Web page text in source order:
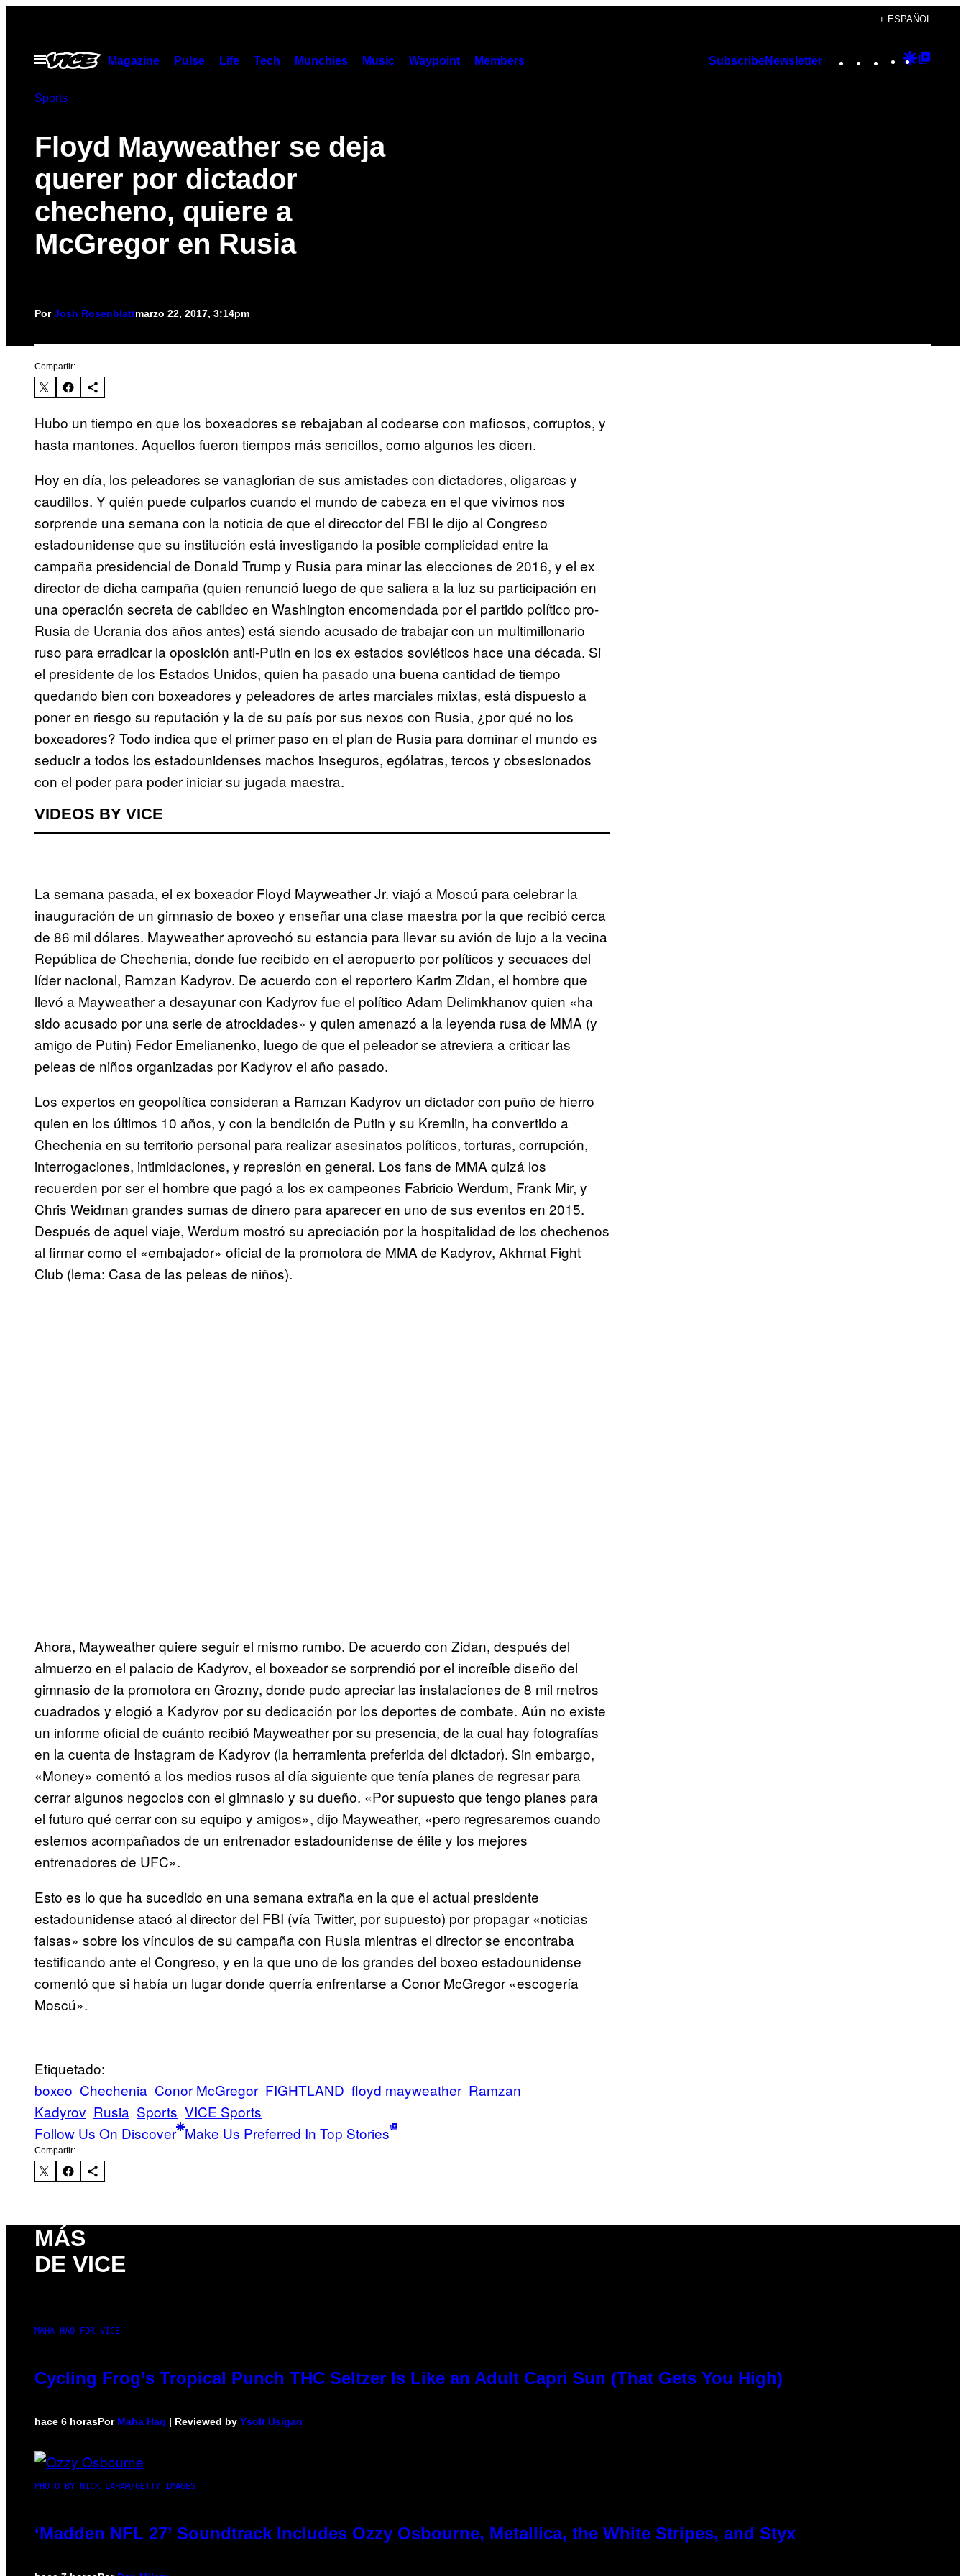
contenido
+ ESPAÑOL
Abrir
Menú
Magazine Pulse Life Tech Munchies Music Waypoint Members SubscribeNewsletter Instagram
TikTok
YouTube
Google
Sports
Floyd Mayweather se deja
querer por dictador
checheno, quiere a
McGregor en Rusia
PorJosh Rosenblattmarzo 22, 2017, 3:14pm
Compartir:
Hubo un tiempo en que los boxeadores se rebajaban al codearse con mafiosos, corruptos, y
hasta mantones. Aquellos fueron tiempos más sencillos, como algunos les dicen.
Hoy en día, los peleadores se vanaglorian de sus amistades con dictadores, oligarcas y
caudillos. Y quién puede culparlos cuando el mundo de cabeza en el que vivimos nos
sorprende una semana con la noticia de que el direcctor del FBI le dijo al Congreso
estadounidense que su institución está investigando la posible complicidad entre la
campaña presidencial de Donald Trump y Rusia para minar las elecciones de 2016, y el ex
director de dicha campaña (quien renunció luego de que saliera a la luz su participación en
una operación secreta de cabildeo en Washington encomendada por el partido político pro-
Rusia de Ucrania dos años antes) está siendo acusado de trabajar con un multimillonario
ruso para erradicar la oposición anti-Putin en los ex estados soviéticos hace una década. Si
el presidente de los Estados Unidos, quien ha pasado una buena cantidad de tiempo
quedando bien con boxeadores y peleadores de artes marciales mixtas, está dispuesto a
poner en riesgo su reputación y la de su país por sus nexos con Rusia, ¿por qué no los
boxeadores? Todo indica que el primer paso en el plan de Rusia para dominar el mundo es
seducir a todos los estadounidenses machos inseguros, ególatras, tercos y obsesionados
con el poder para poder iniciar su jugada maestra.
VIDEOS BY VICE
La semana pasada, el ex boxeador Floyd Mayweather Jr. viajó a Moscú para celebrar la
inauguración de un gimnasio de boxeo y enseñar una clase maestra por la que recibió cerca
de 86 mil dólares. Mayweather aprovechó su estancia para llevar su avión de lujo a la vecina
República de Chechenia, donde fue recibido en el aeropuerto por políticos y secuaces del
líder nacional, Ramzan Kadyrov. De acuerdo con el reportero Karim Zidan, el hombre que
llevó a Mayweather a desayunar con Kadyrov fue el político Adam Delimkhanov quien «ha
sido acusado por una serie de atrocidades» y quien amenazó a la leyenda rusa de MMA (y
amigo de Putin) Fedor Emelianenko, luego de que el peleador se atreviera a criticar las
peleas de niños organizadas por Kadyrov el año pasado.
Los expertos en geopolítica consideran a Ramzan Kadyrov un dictador con puño de hierro
quien en los últimos 10 años, y con la bendición de Putin y su Kremlin, ha convertido a
Chechenia en su territorio personal para realizar asesinatos políticos, torturas, corrupción,
interrogaciones, intimidaciones, y represión en general. Los fans de MMA quizá los
recuerden por ser el hombre que pagó a los ex campeones Fabricio Werdum, Frank Mir, y
Chris Weidman grandes sumas de dinero para aparecer en uno de sus eventos en 2015.
Después de aquel viaje, Werdum mostró su apreciación por la hospitalidad de los chechenos
al firmar como el «embajador» oficial de la promotora de MMA de Kadyrov, Akhmat Fight
Club (lema: Casa de las peleas de niños).
Ahora, Mayweather quiere seguir el mismo rumbo. De acuerdo con Zidan, después del
almuerzo en el palacio de Kadyrov, el boxeador se sorprendió por el increíble diseño del
gimnasio de la promotora en Grozny, donde pudo apreciar las instalaciones de 8 mil metros
cuadrados y elogió a Kadyrov por su dedicación por los deportes de combate. Aún no existe
un informe oficial de cuánto recibió Mayweather por su presencia, de la cual hay fotografías
en la cuenta de Instagram de Kadyrov (la herramienta preferida del dictador). Sin embargo,
«Money» comentó a los medios rusos al día siguiente que tenía planes de regresar para
cerrar algunos negocios con el gimnasio y su dueño. «Por supuesto que tengo planes para
el futuro qué cerrar con su equipo y amigos», dijo Mayweather, «pero regresaremos cuando
estemos acompañados de un entrenador estadounidense de élite y los mejores
entrenadores de UFC».
Esto es lo que ha sucedido en una semana extraña en la que el actual presidente
estadounidense atacó al director del FBI (vía Twitter, por supuesto) por propagar «noticias
falsas» sobre los vínculos de su campaña con Rusia mientras el director se encontraba
testificando ante el Congreso, y en la que uno de los grandes del boxeo estadounidense
comentó que si había un lugar donde querría enfrentarse a Conor McGregor «escogería
Moscú».
Etiquetado:
boxeo Chechenia Conor McGregor FIGHTLAND floyd mayweather Ramzan
Kadyrov Rusia Sports VICE Sports
Follow Us On Discover Make Us Preferred In Top Stories
Compartir:
MÁS
DE VICE
MAHA HAQ FOR VICE
Cycling Frog’s Tropical Punch THC Seltzer Is Like an Adult Capri Sun (That Gets You High)
hace 6 horasPor Maha Haq | Reviewed by Ysolt Usigan
PHOTO BY NICK LAHAM/GETTY IMAGES
‘Madden NFL 27’ Soundtrack Includes Ozzy Osbourne, Metallica, the White Stripes, and Styx